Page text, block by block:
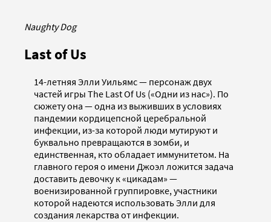
Naughty Dog
Last of Us
14-летняя Элли Уильямс — персонаж двух
частей игры The Last Of Us («Одни из нас»). По
сюжету она — одна из выживших в условиях
пандемии кордицепсной церебральной
инфекции, из-за которой люди мутируют и
буквально превращаются в зомби, и
единственная, кто обладает иммунитетом. На
главного героя о имени Джоэл ложится задача
доставить девочку к «цикадам» —
военизированной группировке, участники
которой надеются использовать Элли для
создания лекарства от инфекции.